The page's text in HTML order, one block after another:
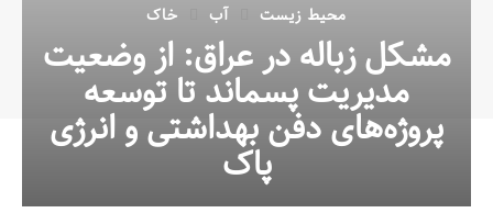
محیط زیست آب خاک
مشکل زباله در عراق: از وضعیت
مدیریت پسماند تا توسعه
پروژه‌های دفن بهداشتی و انرژی
پاک